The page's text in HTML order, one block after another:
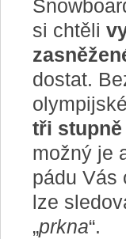
si chtěli
dostat.
tři
možný je
pádu Vás
lze
„prkna“.